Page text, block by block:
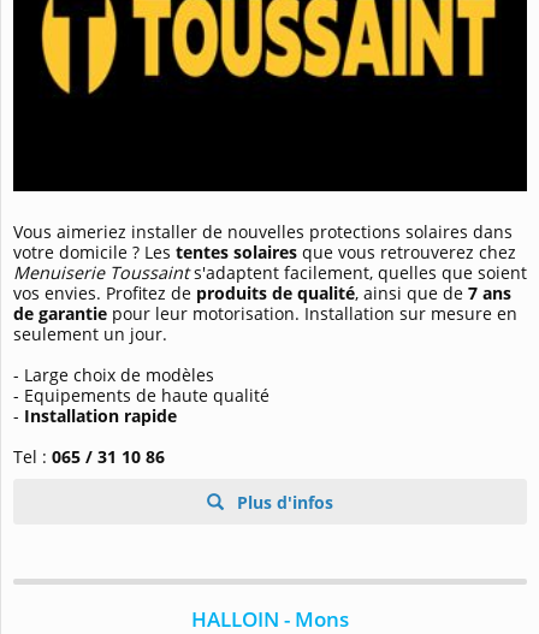
Vous aimeriez installer de nouvelles protections solaires dans
votre domicile ? Les tentes solaires que vous retrouverez chez
Menuiserie Toussaints'adaptent facilement, quelles que soient
vos envies. Profitez de produits de qualité, ainsi que de 7 ans
de garantie pour leur motorisation. Installation sur mesure en
seulement un jour.
- Large choix de modèles
- Equipements de haute qualité
- Installation rapide
Tel : 065 / 31 10 86
Plus d'infos
HALLOIN - Mons